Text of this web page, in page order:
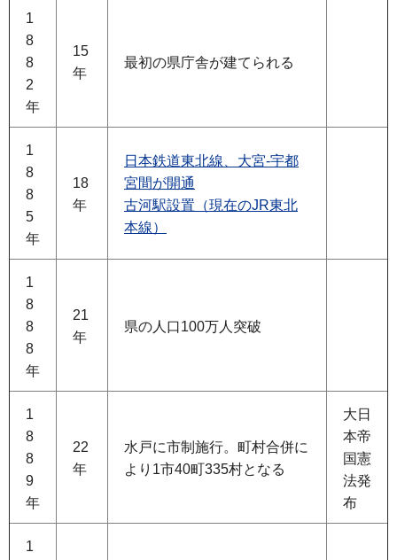
1
8
8
2
年
15
年
最初の県庁舎が建てられる
1
8
8
5
年
18
年
日本鉄道東北線、大宮-宇都
宮間が開通
古河駅設置（現在のJR東北
本線）
1
8
8
8
年
21
年
県の人口100万人突破
1
8
8
9
年
22
年
水戸に市制施行。町村合併に
より1市40町335村となる
大日
本帝
国憲
法発
布
1